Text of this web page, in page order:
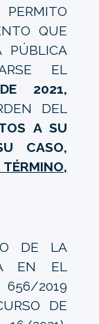
QUE
PÚBLICA
EL
2021,
DEL
A SU
CASO,
DE LA
EN EL
656/2019
DE